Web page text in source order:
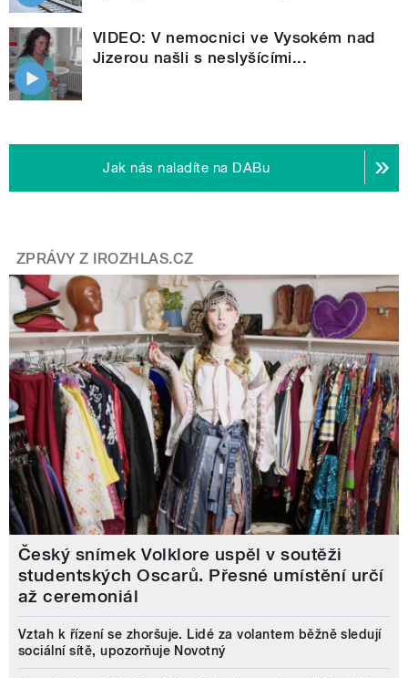
VIDEO: V nemocnici ve Vysokém nad
Jizerou našli s neslyšícími...
Jak nás naladíte na DABu
ZPRÁVY Z IROZHLAS.CZ
Český snímek Volklore uspěl v soutěži
studentských Oscarů. Přesné umístění určí
až ceremoniál
Vztah k řízení se zhoršuje. Lidé za volantem běžně sledují
sociální sítě, upozorňuje Novotný